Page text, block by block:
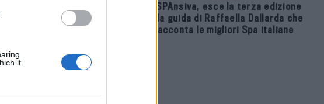
it
della
di viola.
e
E-SPAnsiva, esce la terza edizione
della guida di Raffaella Dallarda che
racconta le migliori Spa italiane